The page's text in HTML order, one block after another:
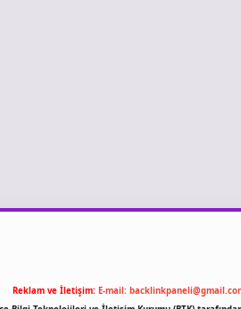
Reklam ve İletişim: E-mail: